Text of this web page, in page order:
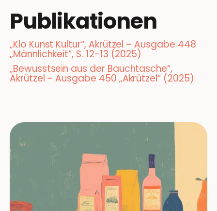
Publikationen
„Klo Kunst Kultur“, Akrützel – Ausgabe 448
„Männlichkeit“, S. 12-13 (2025)
„Bewusstsein aus der Bauchtasche“,
Akrützel – Ausgabe 450 „Akrützel“ (2025)